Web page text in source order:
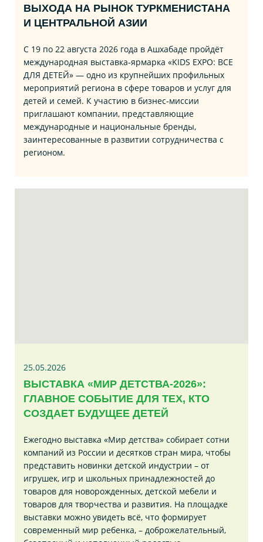
ВЫХОДА НА РЫНОК ТУРКМЕНИСТАНА
И ЦЕНТРАЛЬНОЙ АЗИИ
С 19 по 22 августа 2026 года в Ашхабаде пройдёт
международная выставка‑ярмарка «KIDS EXPO: ВСЕ
ДЛЯ ДЕТЕЙ» — одно из крупнейших профильных
мероприятий региона в сфере товаров и услуг для
детей и семей. К участию в бизнес‑миссии
приглашают компании, представляющие
международные и национальные бренды,
заинтересованные в развитии сотрудничества с
регионом.
25.05.2026
ВЫСТАВКА «МИР ДЕТСТВА-2026»:
ГЛАВНОЕ СОБЫТИЕ ДЛЯ ТЕХ, КТО
СОЗДАЕТ БУДУЩЕЕ ДЕТЕЙ
Ежегодно выставка «Мир детства» собирает сотни
компаний из России и десятков стран мира, чтобы
представить новинки детской индустрии – от
игрушек, игр и школьных принадлежностей до
товаров для новорожденных, детской мебели и
товаров для творчества и развития. На площадке
выставки можно увидеть всё, что формирует
современный мир ребенка, – доброжелательный,